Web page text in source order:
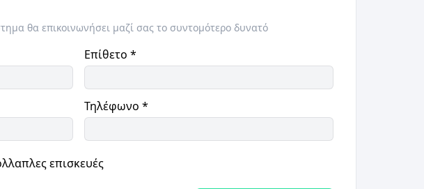
θα επικοινωνήσει μαζί σας το συντομότερο δυνατό
Επίθετο *
Τηλέφωνο *
επισκευές